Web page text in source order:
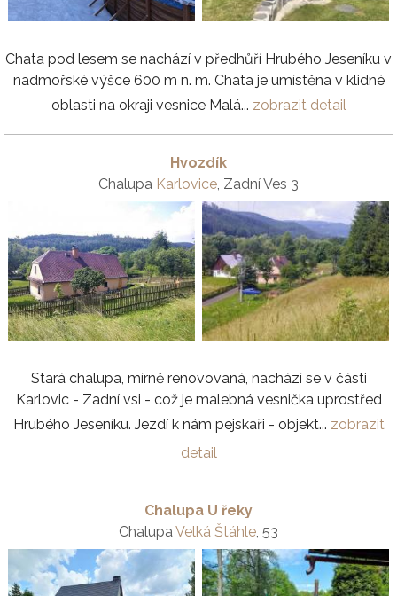
Chata pod lesem se nachází v předhůří Hrubého Jeseníku v
nadmořské výšce 600 m n. m. Chata je umístěna v klidné
oblasti na okraji vesnice Malá... zobrazit detail
Hvozdík
Chalupa Karlovice , Zadní Ves 3
Stará chalupa, mírně renovovaná, nachází se v části
Karlovic - Zadní vsi - což je malebná vesnička uprostřed
Hrubého Jeseníku. Jezdí k nám pejskaři - objekt... zobrazit
detail
Chalupa U řeky
Chalupa Velká Štáhle , 53